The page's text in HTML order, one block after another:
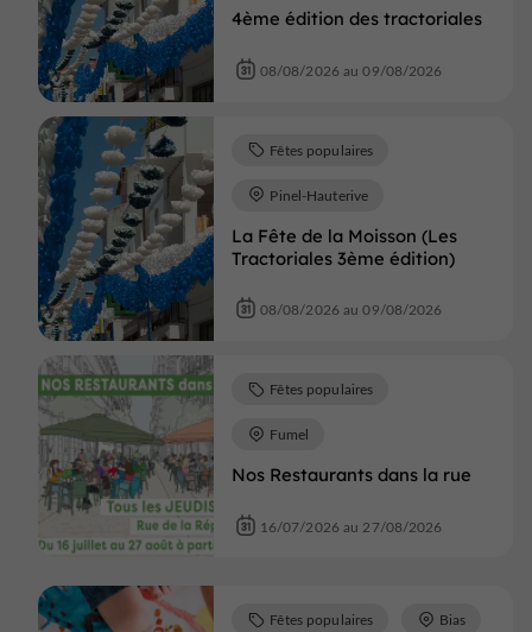
4ème édition des tractoriales
08/08/2026 au 09/08/2026
La Fête de la Moisson (Les
Tractoriales 3ème édition)
Fêtes populaires
Pinel-Hauterive
08/08/2026 au 09/08/2026
Nos Restaurants dans la rue
Fêtes populaires
Fumel
16/07/2026 au 27/08/2026
Fêtes populaires Bias